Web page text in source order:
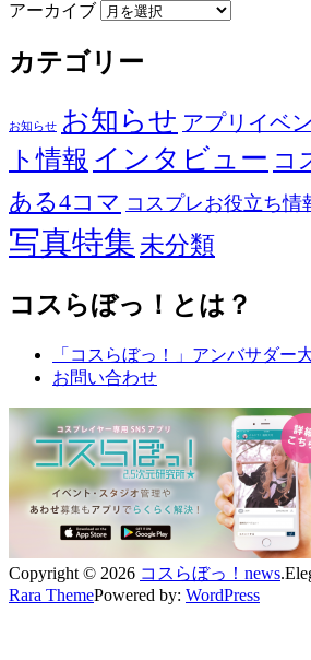
アーカイブ
カテゴリー
お知らせ お知らせ アプリイベ
ト情報 インタビュー コ
ある4コマ コスプレお役立ち情
写真特集 未分類
コスらぼっ！とは？
「コスらぼっ！」アンバサダー
お問い合わせ
Copyright © 2026 コスらぼっ！news.
Rara ThemePowered by: WordPress